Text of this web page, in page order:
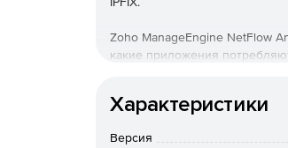
Zoho ManageEngine NetFlow
какие приложения
Возможности Zoho
Характеристики
Версия